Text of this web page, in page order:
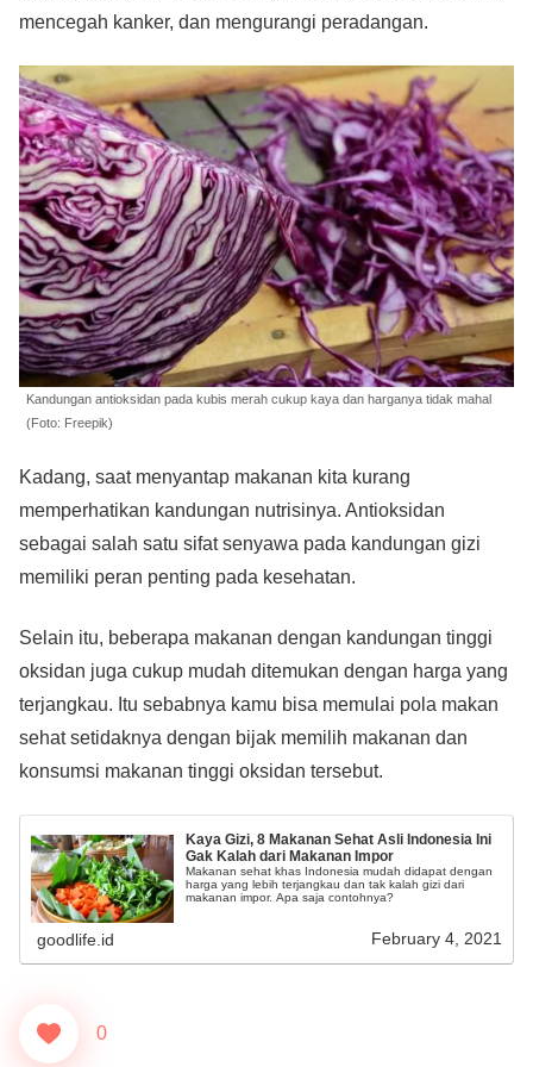
mencegah kanker, dan mengurangi peradangan.
Kandungan antioksidan pada kubis merah cukup kaya dan harganya tidak mahal
(Foto: Freepik)
Kadang, saat menyantap makanan kita kurang
memperhatikan kandungan nutrisinya. Antioksidan
sebagai salah satu sifat senyawa pada kandungan gizi
memiliki peran penting pada kesehatan.
Selain itu, beberapa makanan dengan kandungan tinggi
oksidan juga cukup mudah ditemukan dengan harga yang
terjangkau. Itu sebabnya kamu bisa memulai pola makan
sehat setidaknya dengan bijak memilih makanan dan
konsumsi makanan tinggi oksidan tersebut.
Kaya Gizi, 8 Makanan Sehat Asli Indonesia Ini
Gak Kalah dari Makanan Impor
Makanan sehat khas Indonesia mudah didapat dengan
harga yang lebih terjangkau dan tak kalah gizi dari
makanan impor. Apa saja contohnya?
goodlife.id February 4, 2021
0